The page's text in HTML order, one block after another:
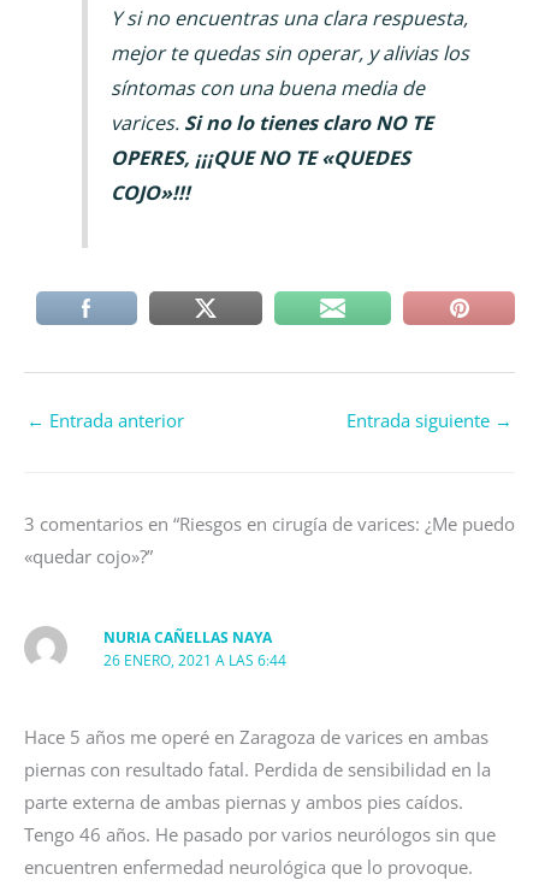
Y si no encuentras una clara respuesta,
mejor te quedas sin operar, y alivias los
síntomas con una buena media de
varices. Si no lo tienes claro NO TE
OPERES, ¡¡¡QUE NO TE «QUEDES
COJO»!!!
← Entrada anterior Entrada siguiente →
3 comentarios en “Riesgos en cirugía de varices: ¿Me puedo
«quedar cojo»?”
NURIA CAÑELLAS NAYA
26 ENERO, 2021 A LAS 6:44
Hace 5 años me operé en Zaragoza de varices en ambas
piernas con resultado fatal. Perdida de sensibilidad en la
parte externa de ambas piernas y ambos pies caídos.
Tengo 46 años. He pasado por varios neurólogos sin que
encuentren enfermedad neurológica que lo provoque.